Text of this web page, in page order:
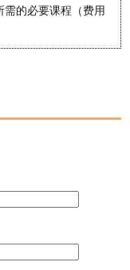
需的必要课程（费用